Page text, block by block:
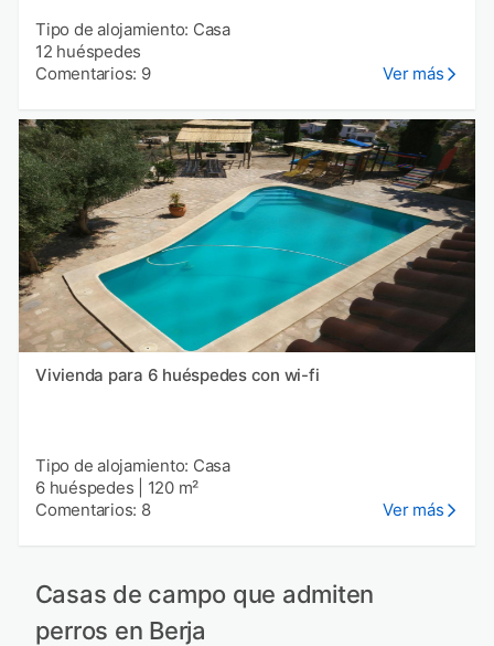
Tipo de alojamiento: Casa
12 huéspedes
Comentarios: 9
Ver más
Vivienda para 6 huéspedes con wi-fi
Tipo de alojamiento: Casa
6 huéspedes
120 m²
Comentarios: 8
Ver más
Casas de campo que admiten
perros en Berja